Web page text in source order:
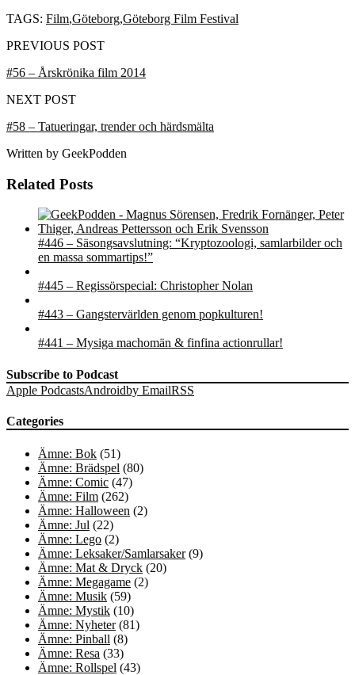
TAGS: Film,Göteborg,Göteborg Film Festival
PREVIOUS POST
#56 – Årskrönika film 2014
NEXT POST
#58 – Tatueringar, trender och härdsmälta
Written by GeekPodden
Related Posts
#446 – Säsongsavslutning: “Kryptozoologi, samlarbilder och
en massa sommartips!”
#445 – Regissörspecial: Christopher Nolan
#443 – Gangstervärlden genom popkulturen!
#441 – Mysiga machomän & finfina actionrullar!
Subscribe to Podcast
Apple PodcastsAndroidby EmailRSS
Categories
Ämne: Bok (51)
Ämne: Brädspel (80)
Ämne: Comic (47)
Ämne: Film (262)
Ämne: Halloween (2)
Ämne: Jul (22)
Ämne: Lego (2)
Ämne: Leksaker/Samlarsaker(9)
Ämne: Mat & Dryck (20)
Ämne: Megagame (2)
Ämne: Musik (59)
Ämne: Mystik (10)
Ämne: Nyheter(81)
Ämne: Pinball (8)
Ämne: Resa (33)
Ämne: Rollspel (43)